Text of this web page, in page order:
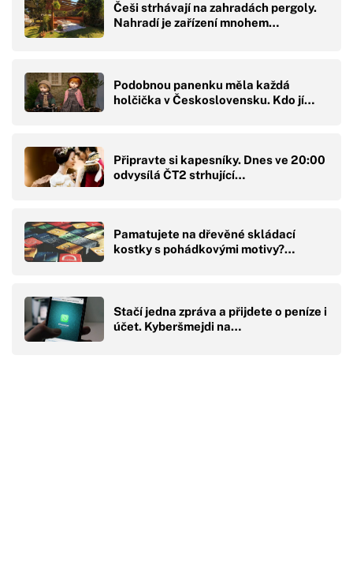
Češi strhávají na zahradách pergoly.
Nahradí je zařízení mnohem…
Podobnou panenku měla každá
holčička v Československu. Kdo jí…
Připravte si kapesníky. Dnes ve 20:00
odvysílá ČT2 strhující…
Pamatujete na dřevěné skládací
kostky s pohádkovými motivy?…
Stačí jedna zpráva a přijdete o peníze i
účet. Kyberšmejdi na…